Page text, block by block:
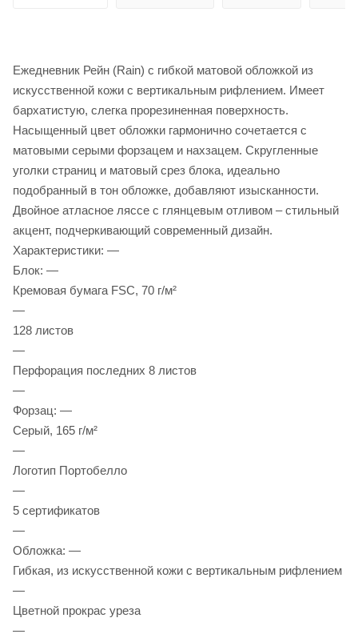
Ежедневник Рейн (Rain) с гибкой матовой обложкой из
искусственной кожи с вертикальным рифлением. Имеет
бархатистую, слегка прорезиненная поверхность.
Насыщенный цвет обложки гармонично сочетается с
матовыми серыми форзацем и нахзацем. Скругленные
уголки страниц и матовый срез блока, идеально
подобранный в тон обложке, добавляют изысканности.
Двойное атласное ляссе с глянцевым отливом – стильный
акцент, подчеркивающий современный дизайн.
Характеристики: —
Блок: —
Кремовая бумага FSC, 70 г/м²
—
128 листов
—
Перфорация последних 8 листов
—
Форзац: —
Серый, 165 г/м²
—
Логотип Портобелло
—
5 сертификатов
—
Обложка: —
Гибкая, из искусственной кожи с вертикальным рифлением
—
Цветной прокрас уреза
—